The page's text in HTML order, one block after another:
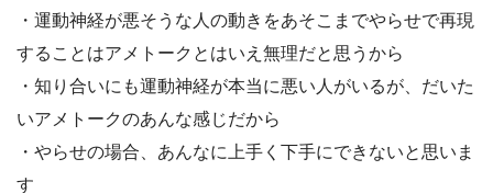
・運動神経が悪そうな人の動きをあそこまでやらせで再現
することはアメトークとはいえ無理だと思うから
・知り合いにも運動神経が本当に悪い人がいるが、だいた
いアメトークのあんな感じだから
・やらせの場合、あんなに上手く下手にできないと思いま
す